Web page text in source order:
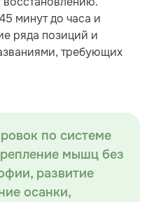
минут до часа и
ряда позиций и
требующих
по системе
мышц без
развитие
осанки,